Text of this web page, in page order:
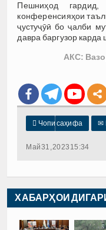
Пешниҳод
конференсияҳои
ҷустуҷӯӣ бо ҷалби
давра баргузор карда
АКС:
 Чопи саҳифа ✉
Май 31, 2023 15:34
ХАБАРҲОИ